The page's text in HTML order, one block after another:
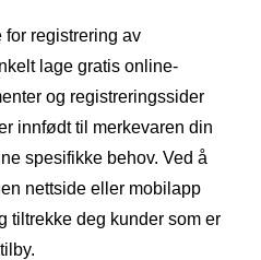
for registrering av
lage gratis online-
og registreringssider
innfødt til merkevaren din
spesifikke behov. Ved å
nettside eller mobilapp
tiltrekke deg kunder som er